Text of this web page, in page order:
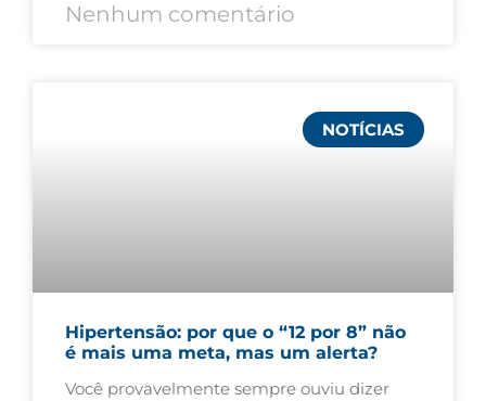
Nenhum comentário
NOTÍCIAS
Hipertensão: por que o “12 por 8” não
é mais uma meta, mas um alerta?
Você provavelmente sempre ouviu dizer